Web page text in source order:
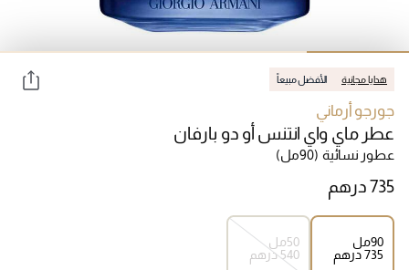
هدايا مجانية الأفضل مبيعاً
جورجو أرماني
عطر ماي واي انتنس أو دو بارفان
عطور نسائية (90مل)
90مل
⁦735⁩ درهم
50مل
⁦540⁩ درهم